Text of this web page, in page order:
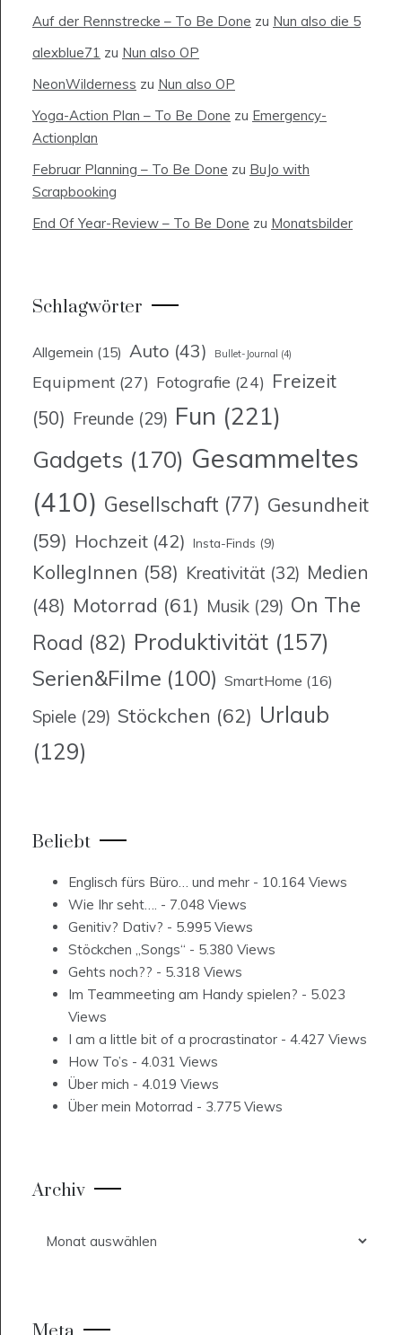
Auf der Rennstrecke – To Be Done zu Nun also die 5
alexblue71 zu Nun also OP
NeonWilderness zu Nun also OP
Yoga-Action Plan – To Be Done zu Emergency-
Actionplan
Februar Planning – To Be Done zu BuJo with
Scrapbooking
End Of Year-Review – To Be Done zu Monatsbilder
Schlagwörter
Allgemein (15) Auto (43) Bullet-Journal (4)
Equipment (27) Fotografie (24) Freizeit
(50) Freunde (29) Fun (221)
Gadgets (170) Gesammeltes
(410) Gesellschaft (77) Gesundheit
(59) Hochzeit (42) Insta-Finds (9)
KollegInnen (58) Kreativität (32) Medien
(48) Motorrad (61) Musik (29) On The
Road (82) Produktivität (157)
Serien&Filme (100) SmartHome (16)
Spiele (29) Stöckchen (62) Urlaub
(129)
Beliebt
Englisch fürs Büro… und mehr - 10.164 Views
Wie Ihr seht…. - 7.048 Views
Genitiv? Dativ? - 5.995 Views
Stöckchen „Songs“ - 5.380 Views
Gehts noch?? - 5.318 Views
Im Teammeeting am Handy spielen? - 5.023
Views
I am a little bit of a procrastinator - 4.427 Views
How To’s - 4.031 Views
Über mich - 4.019 Views
Über mein Motorrad - 3.775 Views
Archiv